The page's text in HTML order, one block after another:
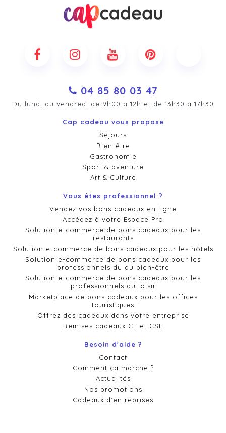
04 85 80 03 47
Du lundi au vendredi de 9h00 à 12h et de 13h30 à 17h30
Cap cadeau vous propose
Séjours
Bien-être
Gastronomie
Sport & aventure
Art & Culture
Vous êtes professionnel ?
Vendez vos bons cadeaux en ligne
Accédez à votre Espace Pro
Solution e-commerce de bons cadeaux pour les
restaurants
Solution e-commerce de bons cadeaux pour les hôtels
Solution e-commerce de bons cadeaux pour les
professionnels du du bien-être
Solution e-commerce de bons cadeaux pour les
professionnels du loisir
Marketplace de bons cadeaux pour les offices
touristiques
Offrez des cadeaux dans votre entreprise
Remises cadeaux CE et CSE
Besoin d'aide ?
Contact
Comment ça marche ?
Actualités
Nos promotions
Cadeaux d'entreprises